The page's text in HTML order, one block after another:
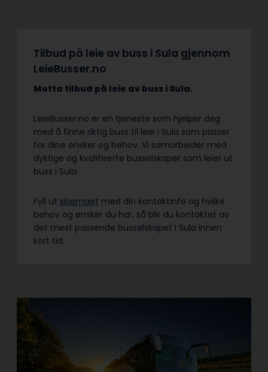
Tilbud på leie av buss i Sula gjennom
LeieBusser.no
Motta tilbud på leie av buss i Sula.
LeieBusser.no er en tjeneste som hjelper deg
med å finne riktig buss til leie i Sula som passer
for dine ønsker og behov. Vi samarbeider med
dyktige og kvalifiserte busselskaper som leier ut
buss i Sula.
Fyll ut skjemaet med din kontaktinfo og hvilke
behov og ønsker du har, så blir du kontaktet av
det mest passende busselskapet i Sula innen
kort tid.